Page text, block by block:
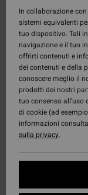
In collaborazione
sistemi equivalenti
tuo dispositivo. Tali
navigazione e il tuo
offrirti contenuti e
dei contenuti e della
conoscere meglio il
prodotti dei nostri
tuo consenso
di cookie (ad
informazioni
sulla privacy.